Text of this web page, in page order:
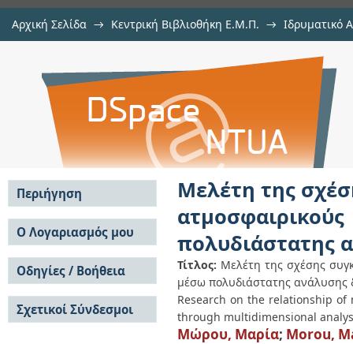
Αρχική Σελίδα → Κεντρική Βιβλιοθήκη Ε.Μ.Π. → Ιδρυματικό
Μελέτη της σχέσης
ρύπους και παραμέτρους
Sentinel-5P.
Μελέτη της
πολυδιάστατης
Τίτλος: Μελέτη της σχέσης
μέσω πολυδιάστατης ανάλυσης
Research on the relationship
through multidimensional
Μώρου, Μαρία; Morou,
Περιήγηση
Σε όλο το DSpace
Κοινότητες & Συλλογές
Ανά Ημερομηνία
Έκδοσης
Συγγραφείς
Τίτλοι
Θέματα
Ο Λογαριασμός μου
Σύνδεση
Εγγραφή
Οδηγίες / Βοήθεια
Οδηγίες Υποβολής
Οδηγίες Χρήσης ΙΑ
Συχνές Ερωτήσεις
Σχετικοί Σύνδεσμοι